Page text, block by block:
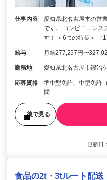
仕事内容
愛知県北名古屋市の営
です。 コンビニエンス
す！ ＜6つの特長＞ （
給与 月給277,297円〜
勤務地 愛知県北名古屋市鍜治
応募資格
準中型免許、中型免許
問
後で見る
更新日
食品の2t・3tルート配送